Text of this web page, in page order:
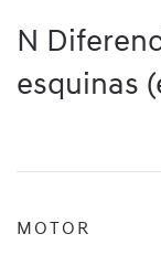
N
esquinas
MOTOR